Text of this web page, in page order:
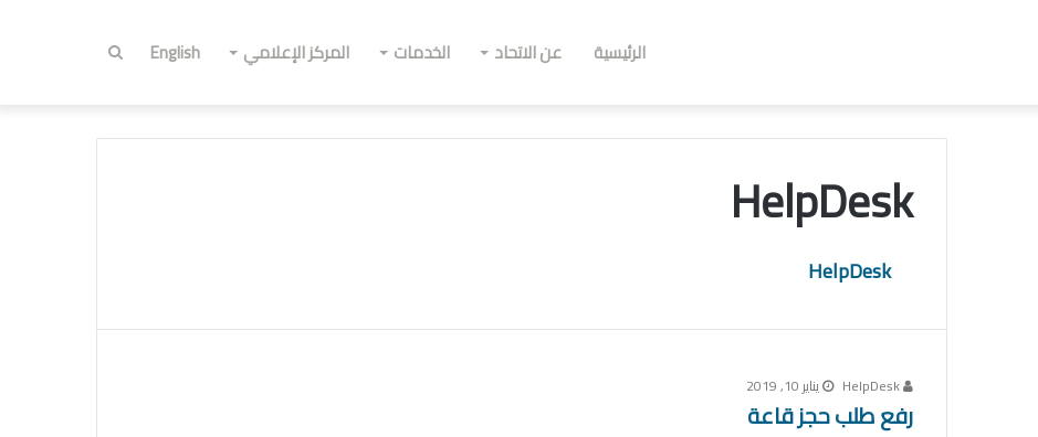
الرئيسية عن الاتحاد الخدمات المركز الإعلامي English أبحث
HelpDesk
HelpDesk
يناير 10, 2019
رفع طلب حجز قاعة